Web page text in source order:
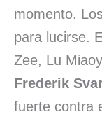
momento.
para lucirse.
Zee, Lu
Frederik
fuerte contra